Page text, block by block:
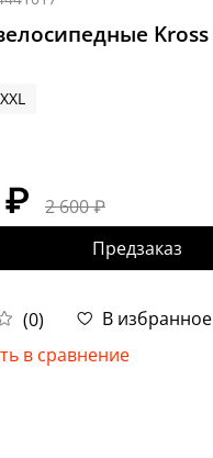
Kross
(0)
В избранное
в сравнение
XXL
2 600 ₽
Предзаказ